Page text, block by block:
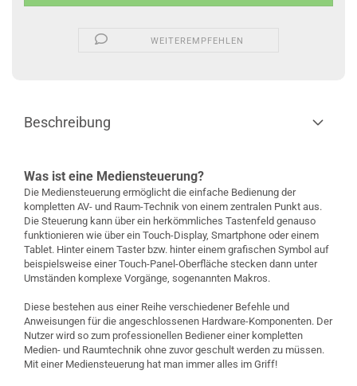
WEITEREMPFEHLEN
Beschreibung
Was ist eine Mediensteuerung?
Die Mediensteuerung ermöglicht die einfache Bedienung der
kompletten AV- und Raum-Technik von einem zentralen Punkt aus.
Die Steuerung kann über ein herkömmliches Tastenfeld genauso
funktionieren wie über ein Touch-Display, Smartphone oder einem
Tablet. Hinter einem Taster bzw. hinter einem grafischen Symbol auf
beispielsweise einer Touch-Panel-Oberfläche stecken dann unter
Umständen komplexe Vorgänge, sogenannten Makros.
Diese bestehen aus einer Reihe verschiedener Befehle und
Anweisungen für die angeschlossenen Hardware-Komponenten. Der
Nutzer wird so zum professionellen Bediener einer kompletten
Medien- und Raumtechnik ohne zuvor geschult werden zu müssen.
Mit einer Mediensteuerung hat man immer alles im Griff!